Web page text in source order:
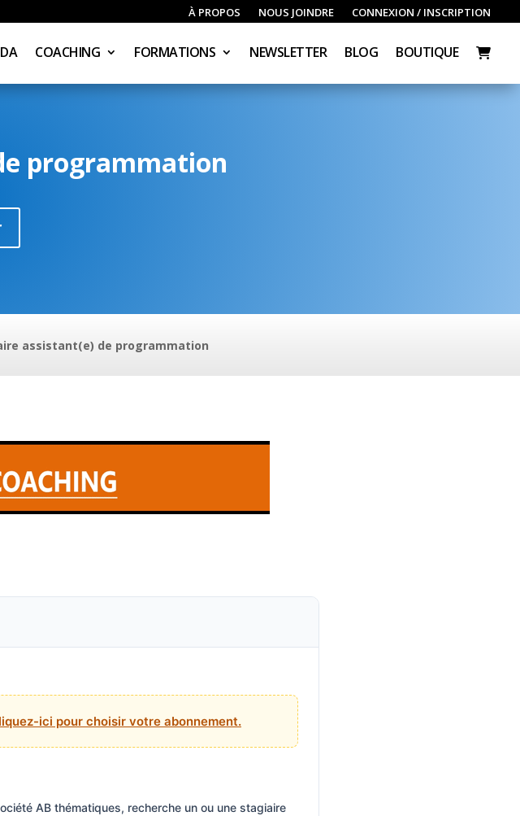
À PROPOS NOUS JOINDRE CONNEXION / INSCRIPTION
COACHING FORMATIONS NEWSLETTER BLOG BOUTIQUE
programmation
assistant(e) de programmation
ici pour choisir votre abonnement.
AB thématiques, recherche un ou une stagiaire